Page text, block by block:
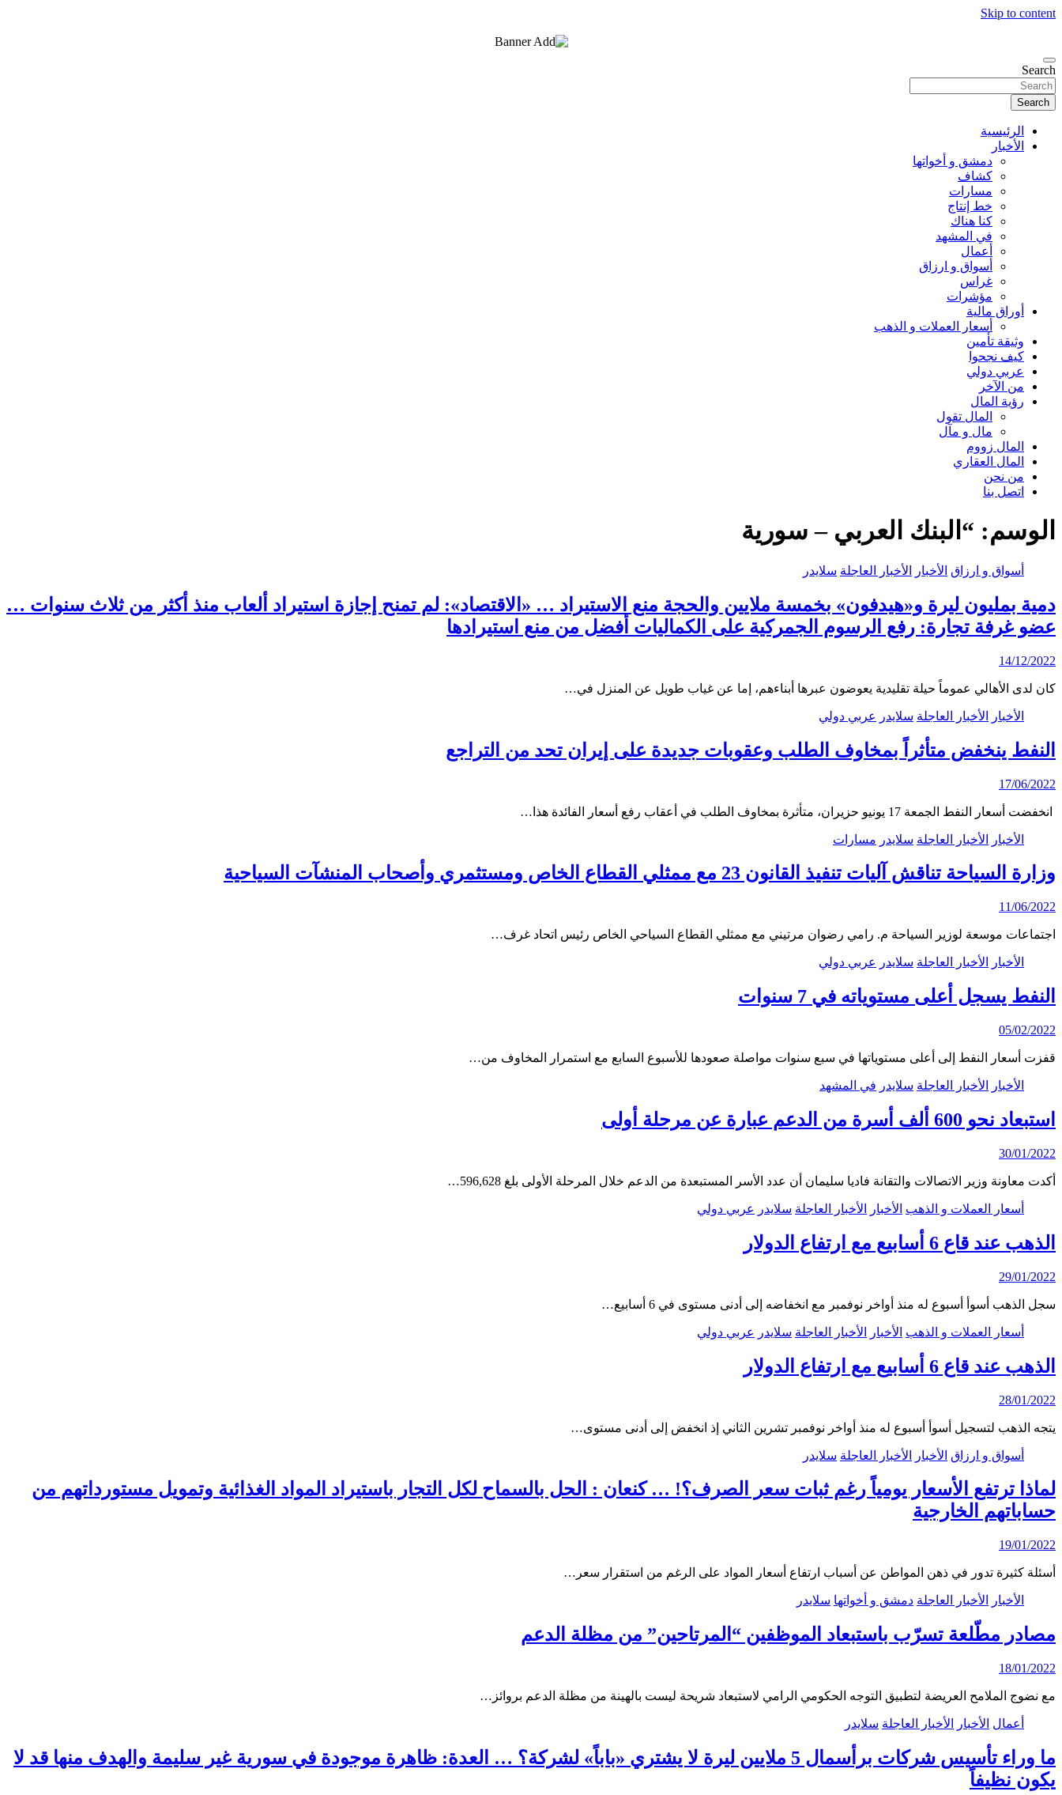
Skip to content
Search
Search
الرئيسية
الأخبار
دمشق و أخواتها
كشاف
مسارات
خط إنتاج
كنا هناك
في المشهد
أعمال
أسواق و ارزاق
غراس
مؤشرات
أوراق مالية
أسعار العملات و الذهب
وثيقة تأمين
كيف نجحوا
عربي دولي
من الآخر
رؤية المال
المال تقول
مال و مآل
المال زووم
المال العقاري
من نحن
اتصل بنا
الوسم: “البنك العربي – سورية
أسواق و ارزاق الأخبار الأخبار العاجلة سلايدر
دمية بمليون ليرة و«هيدفون» بخمسة ملايين والحجة منع الاستيراد … «الاقتصاد»: لم تمنح إجازة استيراد ألعاب منذ أكثر من ثلاث سنوات …
عضو غرفة تجارة: رفع الرسوم الجمركية على الكماليات أفضل من منع استيرادها
14/12/2022
كان لدى الأهالي عموماً حيلة تقليدية يعوضون عبرها أبناءهم، إما عن غياب طويل عن المنزل في…
الأخبار الأخبار العاجلة سلايدر عربي دولي
النفط ينخفض متأثراً بمخاوف الطلب وعقوبات جديدة على إيران تحد من التراجع
17/06/2022
انخفضت أسعار النفط الجمعة 17 يونيو حزيران، متأثرة بمخاوف الطلب في أعقاب رفع أسعار الفائدة هذا…
الأخبار الأخبار العاجلة سلايدر مسارات
وزارة السياحة تناقش آليات تنفيذ القانون 23 مع ممثلي القطاع الخاص ومستثمري وأصحاب المنشآت السياحية
11/06/2022
اجتماعات موسعة لوزير السياحة م. رامي رضوان مرتيني مع ممثلي القطاع السياحي الخاص رئيس اتحاد غرف…
الأخبار الأخبار العاجلة سلايدر عربي دولي
النفط يسجل أعلى مستوياته في 7 سنوات
05/02/2022
قفزت أسعار النفط إلى أعلى مستوياتها في سبع سنوات مواصلة صعودها للأسبوع السابع مع استمرار المخاوف من…
الأخبار الأخبار العاجلة سلايدر في المشهد
استبعاد نحو 600 ألف أسرة من الدعم عبارة عن مرحلة أولى
30/01/2022
أكدت معاونة وزير الاتصالات والتقانة فاديا سليمان أن عدد الأسر المستبعدة من الدعم خلال المرحلة الأولى بلغ 596,628…
أسعار العملات و الذهب الأخبار الأخبار العاجلة سلايدر عربي دولي
الذهب عند قاع 6 أسابيع مع ارتفاع الدولار
29/01/2022
سجل الذهب أسوأ أسبوع له منذ أواخر نوفمبر مع انخفاضه إلى أدنى مستوى في 6 أسابيع…
أسعار العملات و الذهب الأخبار الأخبار العاجلة سلايدر عربي دولي
الذهب عند قاع 6 أسابيع مع ارتفاع الدولار
28/01/2022
يتجه الذهب لتسجيل أسوأ أسبوع له منذ أواخر نوفمبر تشرين الثاني إذ انخفض إلى أدنى مستوى…
أسواق و ارزاق الأخبار الأخبار العاجلة سلايدر
لماذا ترتفع الأسعار يومياً رغم ثبات سعر الصرف؟! … كنعان : الحل بالسماح لكل التجار باستيراد المواد الغذائية وتمويل مستورداتهم من
حساباتهم الخارجية
19/01/2022
أسئلة كثيرة تدور في ذهن المواطن عن أسباب ارتفاع أسعار المواد على الرغم من استقرار سعر…
الأخبار الأخبار العاجلة دمشق و أخواتها سلايدر
مصادر مطّلعة تسرّب باستبعاد الموظفين “المرتاحين” من مظلة الدعم
18/01/2022
مع نضوج الملامح العريضة لتطبيق التوجه الحكومي الرامي لاستبعاد شريحة ليست بالهينة من مظلة الدعم بروائز…
أعمال الأخبار الأخبار العاجلة سلايدر
ما وراء تأسيس شركات برأسمال 5 ملايين ليرة لا يشتري «باباً» لشركة؟ … العدة: ظاهرة موجودة في سورية غير سليمة والهدف منها قد لا
يكون نظيفاً